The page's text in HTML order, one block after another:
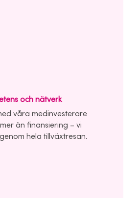
och nätverk
våra medinvesterare
än finansiering – vi
hela tillväxtresan.